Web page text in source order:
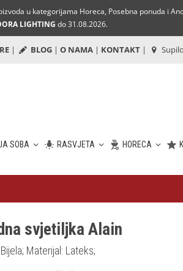
u kategorijama Horeca, Posebna ponuda i
LIGHTING do 31.08.2026.
| BLOG | O NAMA | KONTAKT |
SOBA RASVJETA HORECA
svjetiljka Alain
Materijal: Lateks;